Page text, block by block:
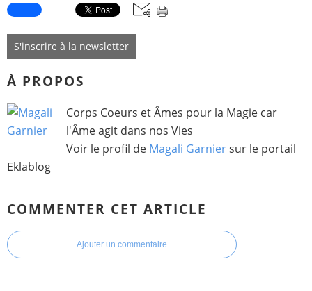
S'inscrire à la newsletter
À PROPOS
Corps Coeurs et Âmes pour la Magie car
l'Âme agit dans nos Vies
Voir le profil de Magali Garniersur le portail
Eklablog
COMMENTER CET ARTICLE
Ajouter un commentaire